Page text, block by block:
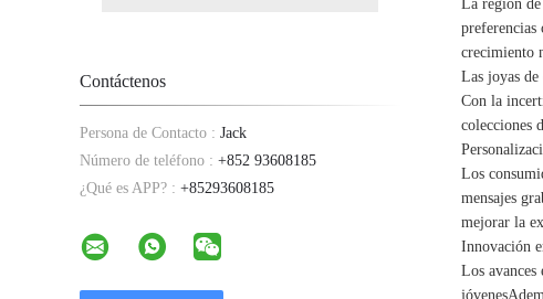
Contáctenos
Persona de Contacto : Jack
Número de teléfono : +852 93608185
¿Qué es APP? : +85293608185
La región
preferencias
crecimiento
Las joyas
Con la
colecciones
Los
mensajes
mejorar la
Innovación
Los